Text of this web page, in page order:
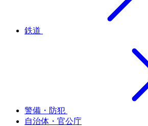
鉄道
警備・防犯
自治体・官公庁